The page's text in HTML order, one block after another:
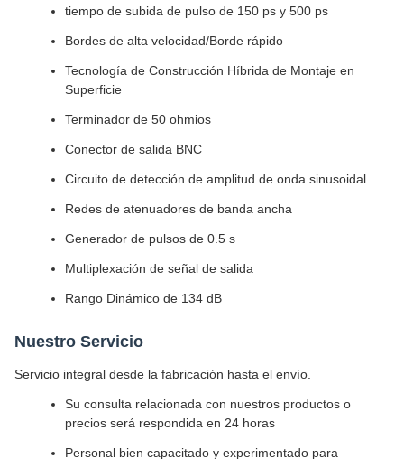
tiempo de subida de pulso de 150 ps y 500 ps
Bordes de alta velocidad/Borde rápido
Tecnología de Construcción Híbrida de Montaje en
Superficie
Terminador de 50 ohmios
Conector de salida BNC
Circuito de detección de amplitud de onda sinusoidal
Redes de atenuadores de banda ancha
Generador de pulsos de 0.5 s
Multiplexación de señal de salida
Rango Dinámico de 134 dB
Nuestro Servicio
Servicio integral desde la fabricación hasta el envío.
Su consulta relacionada con nuestros productos o
precios será respondida en 24 horas
Personal bien capacitado y experimentado para